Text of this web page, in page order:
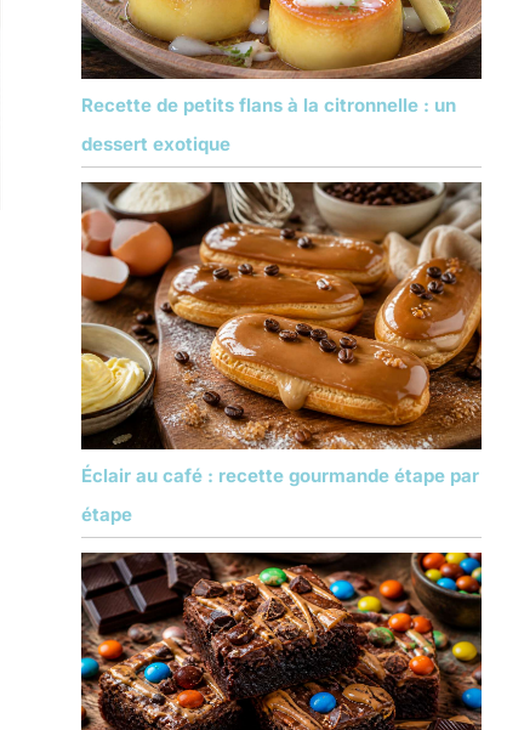
Recette de petits flans à la citronnelle : un
dessert exotique
Éclair au café : recette gourmande étape par
étape